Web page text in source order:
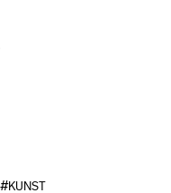
KUNST